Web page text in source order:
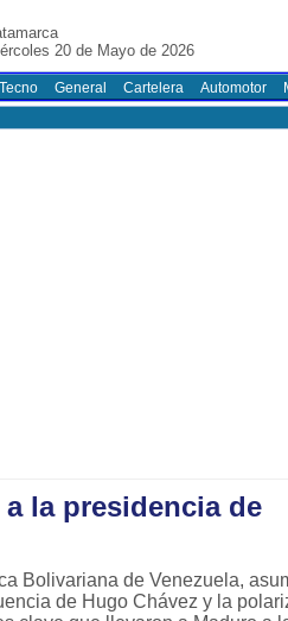
20 de Mayo de 2026
General Cartelera Automotor
la presidencia de
Bolivariana de Venezuela,
de Hugo Chávez y la